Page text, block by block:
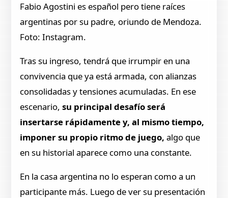
Fabio Agostini es español pero tiene raíces
argentinas por su padre, oriundo de Mendoza.
Foto: Instagram.
Tras su ingreso, tendrá que irrumpir en una
convivencia que ya está armada, con alianzas
consolidadas y tensiones acumuladas. En ese
escenario,su principal desafío será
insertarse rápidamente y, al mismo tiempo,
imponer su propio ritmo de juego, algo que
en su historial aparece como una constante.
En la casa argentina no lo esperan como a un
participante más. Luego de ver su presentación